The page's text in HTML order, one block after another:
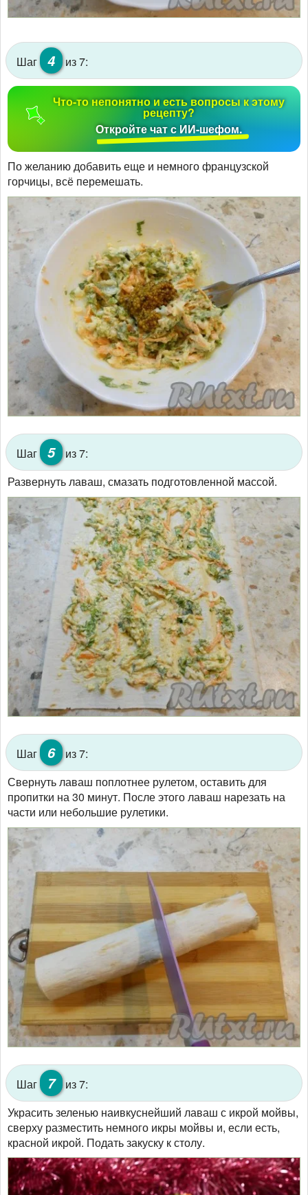
Шаг 4 из 7:
Что-то непонятно и есть вопросы к этому
рецепту?
Откройте чат с ИИ-шефом.
По желанию добавить еще и немного французской
горчицы, всё перемешать.
Шаг 5
из 7:
Развернуть лаваш, смазать подготовленной массой.
Шаг 6
из 7:
Свернуть лаваш поплотнее рулетом, оставить для
пропитки на 30 минут. После этого лаваш нарезать на
части или небольшие рулетики.
Шаг 7
из 7:
Украсить зеленью наивкуснейший лаваш с икрой мойвы,
сверху разместить немного икры мойвы и, если есть,
красной икрой. Подать закуску к столу.